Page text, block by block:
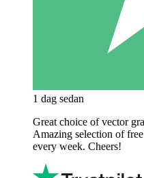
1 dag sedan
Great choice of vector
Amazing selection of
every week. Cheers!